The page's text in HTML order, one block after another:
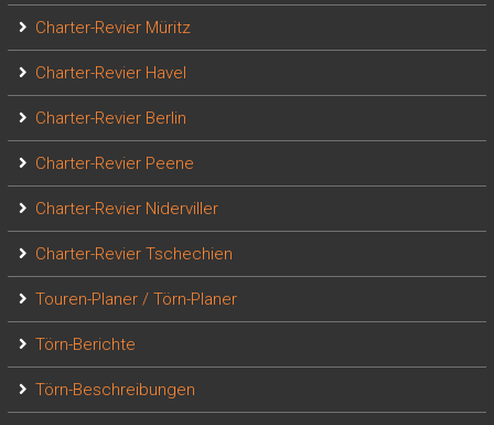
Charter-Revier Müritz
Charter-Revier Havel
Charter-Revier Berlin
Charter-Revier Peene
Charter-Revier Niderviller
Charter-Revier Tschechien
Touren-Planer / Törn-Planer
Törn-Berichte
Törn-Beschreibungen